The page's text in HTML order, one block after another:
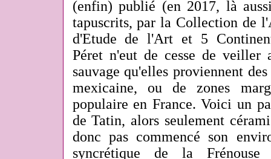
(enfin) publié (en 2017, là
tapuscrits, par la Collection de
d'Etude de l'Art et 5
Péret n'eut de cesse de veiller
sauvage qu'elles proviennent
mexicaine, ou de zones
populaire en France. Voici un
de Tatin, alors seulement
donc pas commencé son
syncrétique de la